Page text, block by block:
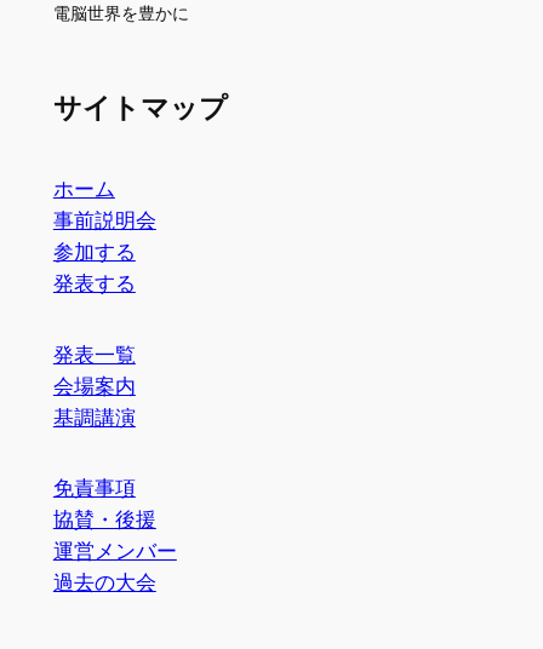
電脳世界を豊かに
サイトマップ
ホーム
事前説明会
参加する
発表する
発表一覧
会場案内
基調講演
免責事項
協賛・後援
運営メンバー
過去の大会